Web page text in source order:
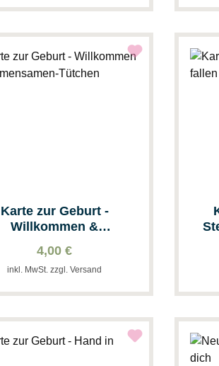
Karte zur Geburt -
Willkommen &
4,00 €
inkl. MwSt. zzgl. Versand